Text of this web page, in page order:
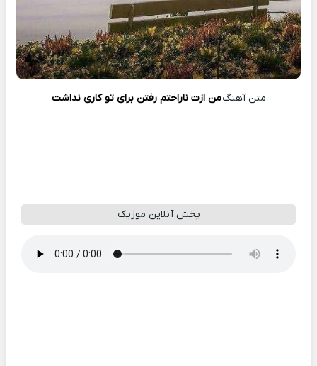
متن آهنگمن ازت ناراحتم رفتن برای تو کاری نداشت
پخش آنلاین موزیک